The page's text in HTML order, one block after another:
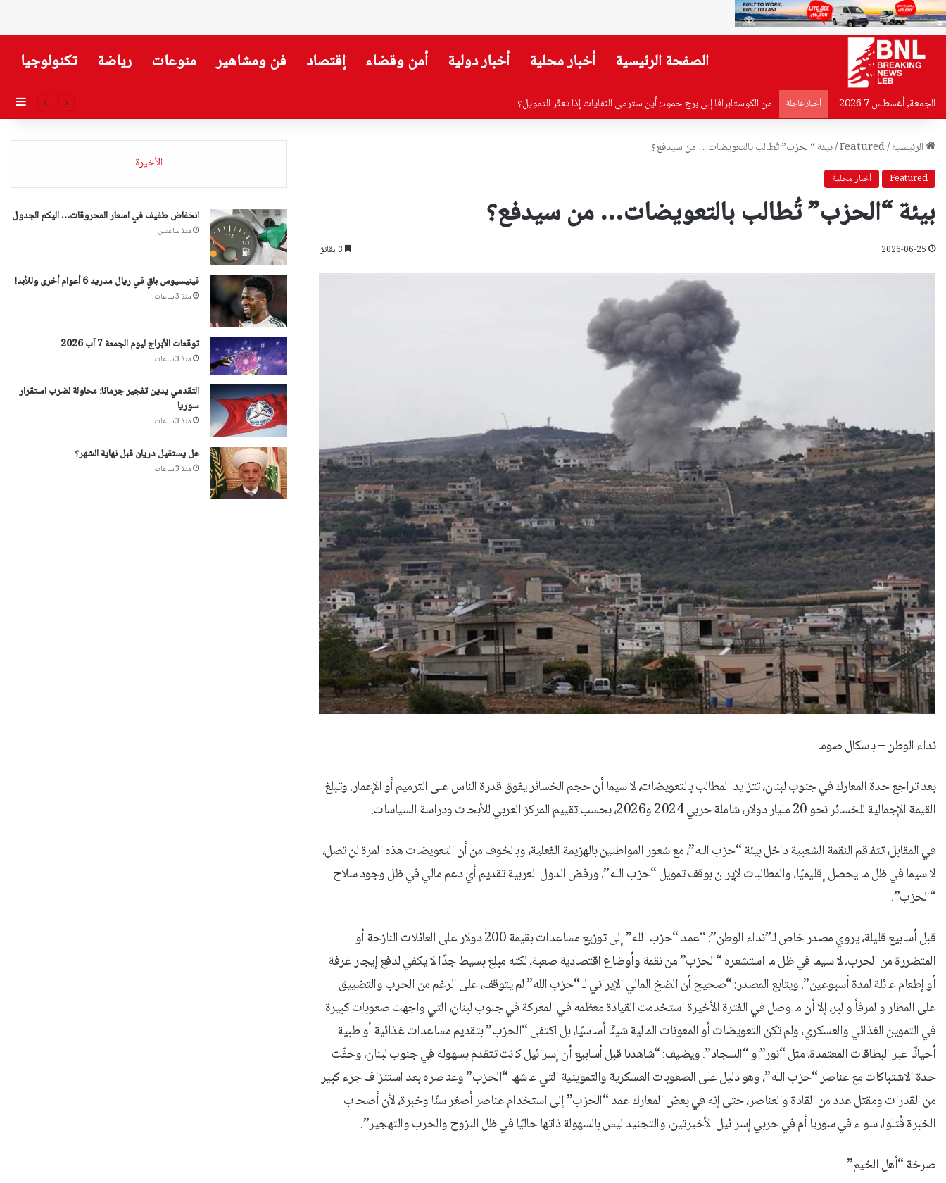
الصفحة الرئيسية أخبار محلية أخبار دولية أمن وقضاء إقتصاد فن ومشاهير منوعات رياضة تكنولوجيا
الجمعة, أغسطس 7 2026 أخبار عاجلة واقع “التعليم تحت الهجوم”: 100 ألف طفل قد يخسرون عامهم الدراسي في لبنان
الرئيسية/
Featured
/بيئة “الحزب” تُطالب بالتعويضات… من سيدفع؟
Featured أخبار محلية
بيئة “الحزب” تُطالب بالتعويضات… من سيدفع؟
2026-06-25
نداء الوطن – باسكال صوما
بعد تراجع حدة المعارك في جنوب لبنان، تتزايد المطالب بالتعويضات، لا سيما أن حجم الخسائر يفوق قدرة الناس على الترميم أو الإعمار. وتبلغ
القيمة الإجمالية للخسائر نحو 20 مليار دولار، شاملة حربي 2024 و2026، بحسب تقييم المركز العربي للأبحاث ودراسة السياسات.
في المقابل، تتفاقم النقمة الشعبية داخل بيئة “حزب الله”، مع شعور المواطنين بالهزيمة الفعلية، وبالخوف من أن التعويضات هذه المرة لن تصل،
لا سيما في ظل ما يحصل إقليميًا، والمطالبات لإيران بوقف تمويل “حزب الله”، ورفض الدول العربية تقديم أي دعم مالي في ظل وجود سلاح
“الحزب”.
قبل أسابيع قليلة، يروي مصدر خاص لـ”نداء الوطن”: “عمد “حزب الله” إلى توزيع مساعدات بقيمة 200 دولار على العائلات النازحة أو
المتضررة من الحرب، لا سيما في ظل ما استشعره “الحزب” من نقمة وأوضاع اقتصادية صعبة، لكنه مبلغ بسيط جدًا لا يكفي لدفع إيجار غرفة
أو إطعام عائلة لمدة أسبوعين”. ويتابع المصدر: “صحيح أن الضخ المالي الإيراني لـ “حزب الله” لم يتوقف، على الرغم من الحرب والتضييق
على المطار والمرفأ والبر، إلا أن ما وصل في الفترة الأخيرة استخدمت القيادة معظمه في المعركة في جنوب لبنان، التي واجهت صعوبات كبيرة
في التموين الغذائي والعسكري، ولم تكن التعويضات أو المعونات المالية شيئًا أساسيًا، بل اكتفى “الحزب” بتقديم مساعدات غذائية أو طبية
أحيانًا عبر البطاقات المعتمدة، مثل “نور” و “السجاد”. ويضيف: “شاهدنا قبل أسابيع أن إسرائيل كانت تتقدم بسهولة في جنوب لبنان، وخفّت
حدة الاشتباكات مع عناصر “حزب الله”، وهو دليل على الصعوبات العسكرية والتموينية التي عاشها “الحزب” وعناصره بعد استنزاف جزء كبير
من القدرات ومقتل عدد من القادة والعناصر، حتى إنه في بعض المعارك عمد “الحزب” إلى استخدام عناصر أصغر سنًا وخبرة، لأن أصحاب
الخبرة قُتلوا، سواء في سوريا أم في حربي إسرائيل الأخيرتين، والتجنيد ليس بالسهولة ذاتها حاليًا في ظل النزوح والحرب والتهجير”.
صرخة “أهل الخيم”
الأخيرة
انخفاض طفيف في اسعار المحروقات… اليكم الجدول
منذ ساعتين
فينيسيوس باقٍ في ريال مدريد 6 أعوام أخرى وللأبد!
منذ 3 ساعات
توقعات الأبراج ليوم الجمعة 7 آب 2026
منذ 3 ساعات
التقدمي يدين تفجير جرمانا: محاولة لضرب استقرار
سوريا
منذ 3 ساعات
هل يستقيل دريان قبل نهاية الشهر؟
منذ 3 ساعات